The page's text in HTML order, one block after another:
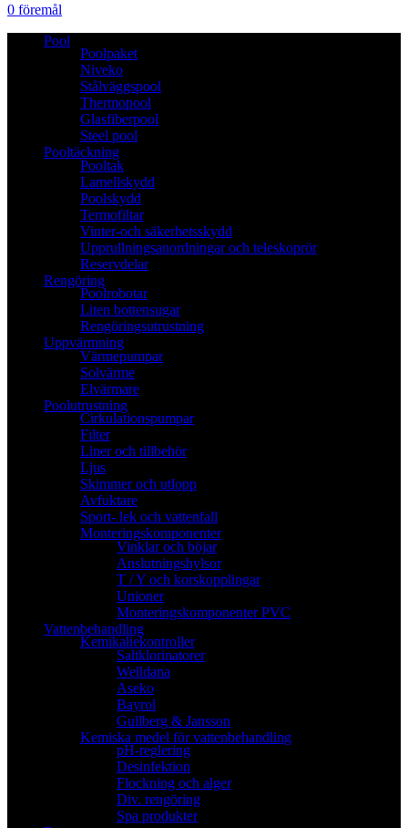
0 föremål
Pool
Poolpaket
Niveko
Stålväggspool
Thermopool
Glasfiberpool
Steel pool
Pooltäckning
Pooltak
Lamellskydd
Poolskydd
Termofiltar
Vinter-och säkerhetsskydd
Upprullningsanordningar och teleskoprör
Reservdelar
Rengöring
Poolrobotar
Liten bottensugar
Rengöringsutrustning
Uppvärmning
Värmepumpar
Solvärme
Elvärmare
Poolutrustning
Cirkulationspumpar
Filter
Liner och tillbehör
Ljus
Skimmer och utlopp
Avfuktare
Sport- lek och vattenfall
Monteringskomponenter
Vinklar och böjar
Anslutningshylsor
T / Y och korskopplingar
Unioner
Monteringskomponenter PVC
Vattenbehandling
Kemikaliekontroller
Saltklorinatorer
Welldana
Aseko
Bayrol
Gullberg & Jansson
Kemiska medel för vattenbehandling
pH-reglering
Desinfektion
Flockning och alger
Div. rengöring
Spa produkter